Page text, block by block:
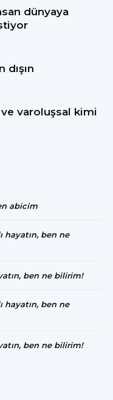
dünyaya
dışın
varoluşsal kimi
abicim
hayatın, ben ne
ben ne bilirim!
hayatın, ben ne
ben ne bilirim!